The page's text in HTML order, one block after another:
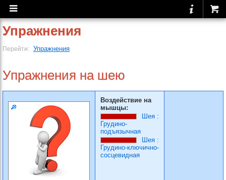
Упражнения
Перейти: Упражнения
Упражнения на шею
Воздействие на
мышцы:
Шея :
Грудино-
подъязычная
Шея :
Грудино-ключично-
сосцевидная